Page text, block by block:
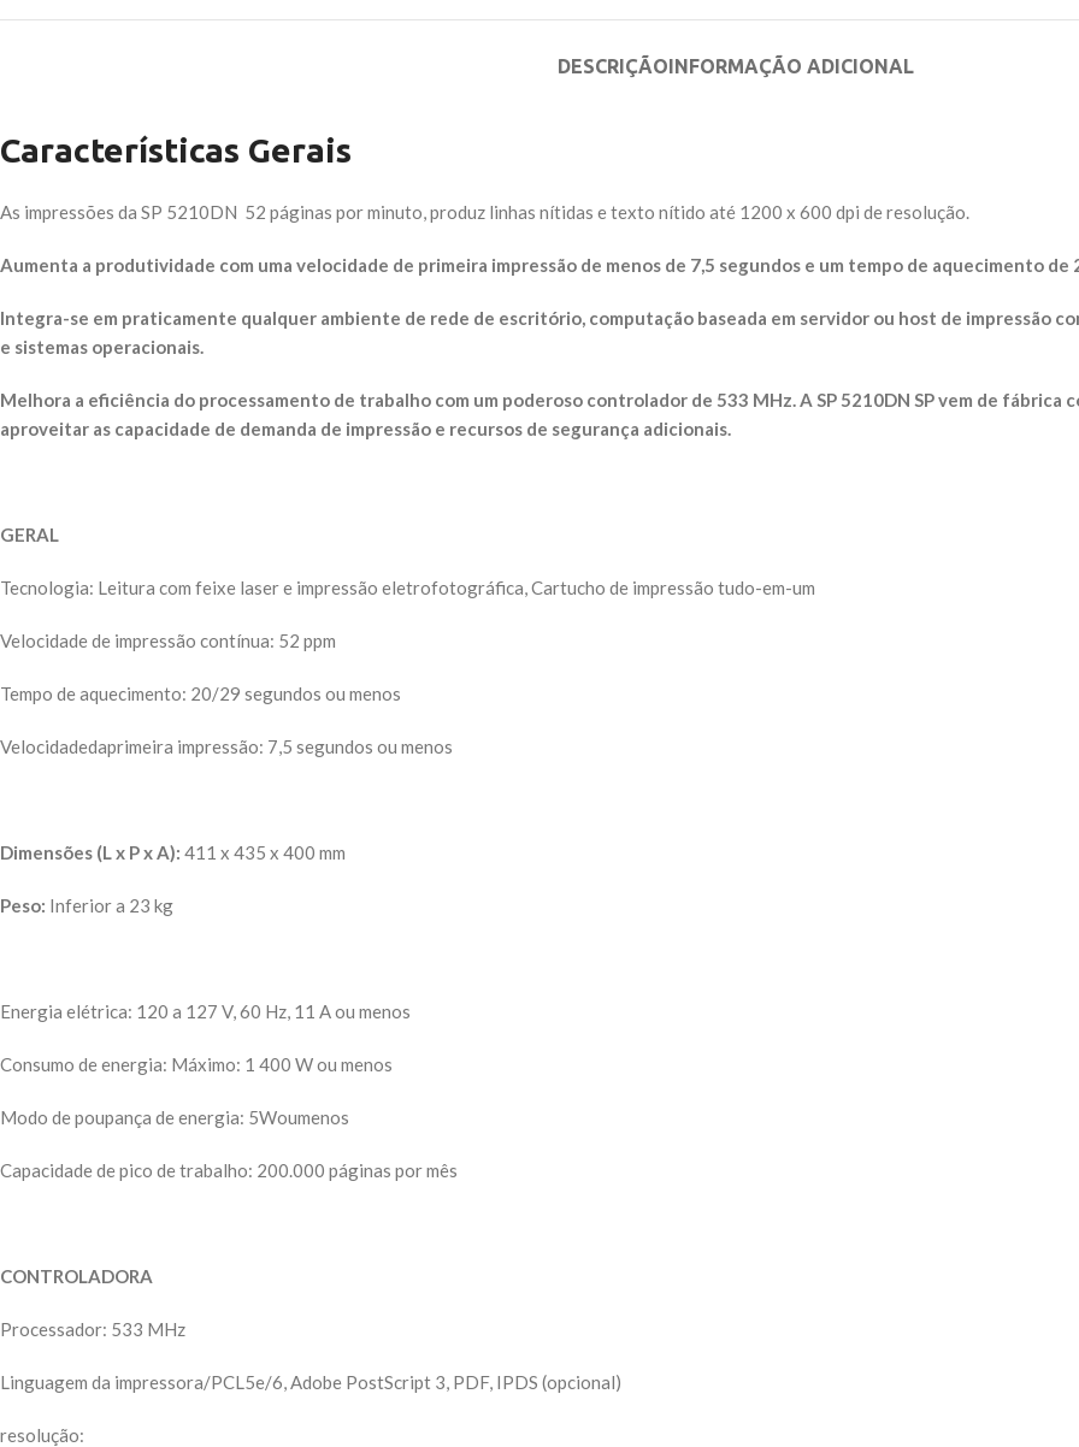
DESCRIÇÃOINFORMAÇÃO ADICIONAL
Características Gerais
As impressões da SP 5210DN 52 páginas por minuto, produz linhas nítidas e texto nítido até 1200 x 600 dpi de resolução.
Aumenta a produtividade com uma velocidade de primeira impressão de menos de 7,5 segundos e um tempo de aquecimento de
Integra-se em praticamente qualquer ambiente de rede de escritório, computação baseada em servidor ou host de impressão
e sistemas operacionais.
Melhora a eficiência do processamento de trabalho com um poderoso controlador de 533 MHz. A SP 5210DN SP vem de fábrica
aproveitar as capacidade de demanda de impressão e recursos de segurança adicionais.
GERAL
Tecnologia: Leitura com feixe laser e impressão eletrofotográfica, Cartucho de impressão tudo-em-um
Velocidade de impressão contínua: 52 ppm
Tempo de aquecimento: 20/29 segundos ou menos
Velocidadedaprimeira impressão: 7,5 segundos ou menos
Dimensões (L x P x A): 411 x 435 x 400 mm
Peso: Inferior a 23 kg
Energia elétrica: 120 a 127 V, 60 Hz, 11 A ou menos
Consumo de energia: Máximo: 1 400 W ou menos
Modo de poupança de energia: 5Woumenos
Capacidade de pico de trabalho: 200.000 páginas por mês
CONTROLADORA
Processador: 533 MHz
Linguagem da impressora/PCL5e/6, Adobe PostScript 3, PDF, IPDS (opcional)
resolução: